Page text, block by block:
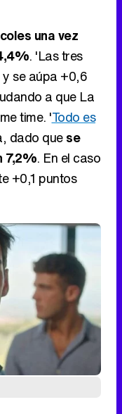
una vez
. 'Las tres
y se aúpa +0,6
a que La
time. 'Todo es
dado quese
7,2%. En el caso
+0,1 puntos